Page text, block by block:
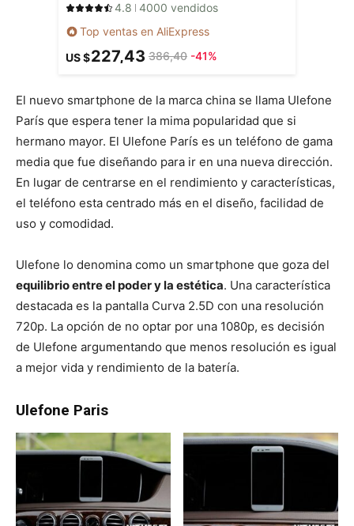
4.8 4000 vendidos
Top ventas en AliExpress
US $227,43 386,40 -41%
El nuevo smartphone de la marca china se llama Ulefone
París que espera tener la mima popularidad que si
hermano mayor. El Ulefone París es un teléfono de gama
media que fue diseñando para ir en una nueva dirección.
En lugar de centrarse en el rendimiento y características,
el teléfono esta centrado más en el diseño, facilidad de
uso y comodidad.
Ulefone lo denomina como un smartphone que goza del
equilibrio entre el poder y la estética. Una característica
destacada es la pantalla Curva 2.5D con una resolución
720p. La opción de no optar por una 1080p, es decisión
de Ulefone argumentando que menos resolución es igual
a mejor vida y rendimiento de la batería.
Ulefone Paris